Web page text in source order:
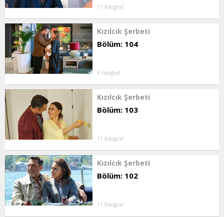
11 Fotoğraf
Kızılcık Şerbeti
Bölüm: 104
9 Fotoğraf
Kızılcık Şerbeti
Bölüm: 103
11 Fotoğraf
Kızılcık Şerbeti
Bölüm: 102
11 Fotoğraf